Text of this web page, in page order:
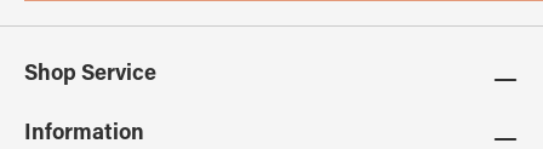
Shop Service
Information